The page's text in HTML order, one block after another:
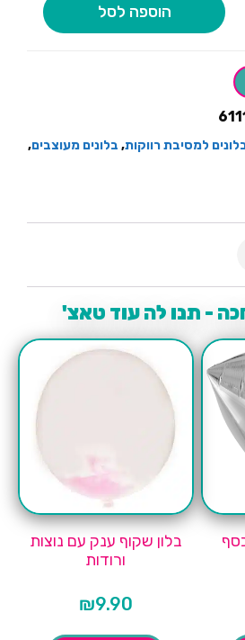
הוספה לסל
למסיבת רווקות, בלונים מעוצבים,
- תנו לה עוד טאצ'
בלון שקוף ענק עם נוצות
ורודות
₪9.90